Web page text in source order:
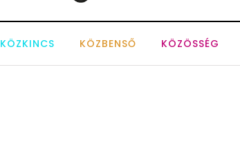
KÖZKINCS KÖZBENSŐ KÖZÖSSÉG